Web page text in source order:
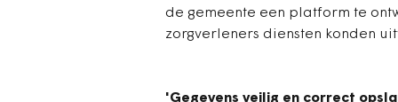
de gemeente een platform te
zorgverleners diensten konden
'Gegevens veilig en correct